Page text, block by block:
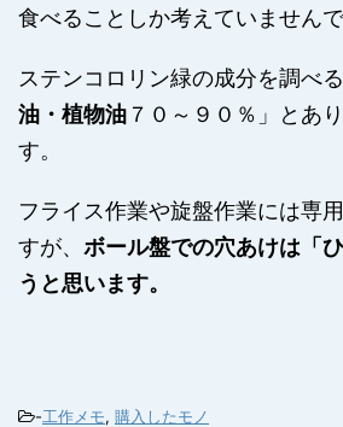
食べることしか考えていません
ステンコロリン緑の成分を調べ
油・植物油７０～９０％」とあ
す。
フライス作業や旋盤作業には専
すが、 ボール盤での穴あけは「
うと思います。
-工作メモ, 購入したモノ